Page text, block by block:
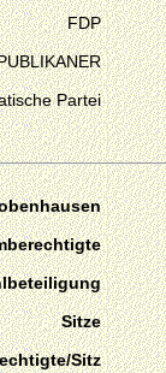
FDP
Partei
Sitze
Sitz